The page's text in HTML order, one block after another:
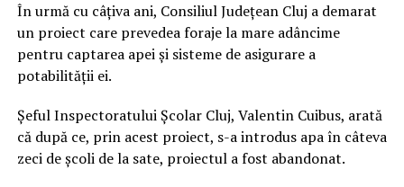
În urmă cu câțiva ani, Consiliul Județean Cluj a demarat
un proiect care prevedea foraje la mare adâncime
pentru captarea apei și sisteme de asigurare a
potabilității ei.
Șeful Inspectoratului Școlar Cluj, Valentin Cuibus, arată
că după ce, prin acest proiect, s-a introdus apa în câteva
zeci de școli de la sate, proiectul a fost abandonat.